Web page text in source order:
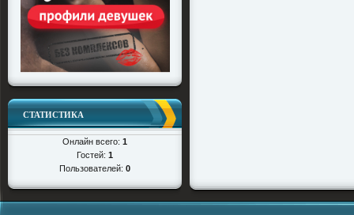
СТАТИСТИКА
Онлайн всего: 1
Гостей: 1
Пользователей: 0